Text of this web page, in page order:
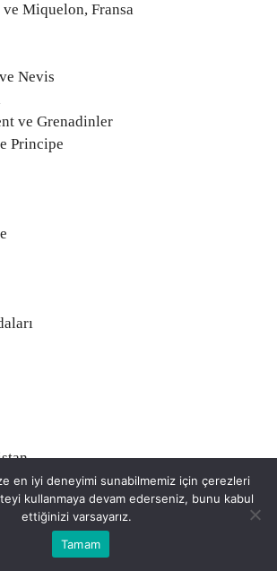
ve Miquelon, Fransa
Nevis
ve Grenadinler
Principe
en iyi deneyimi sunabilmemiz için çerezleri
kullanmaya devam ederseniz, bunu kabul
ettiğinizi varsayarız.
Tamam